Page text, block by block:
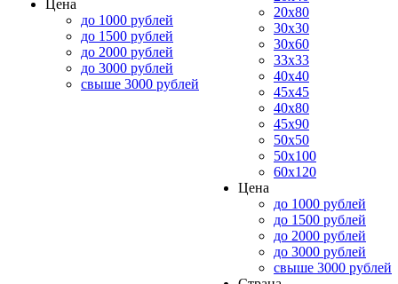
Цена
до 1000 рублей
до 1500 рублей
до 2000 рублей
до 3000 рублей
свыше 3000 рублей
20x80
30x30
30x60
33x33
40x40
45x45
40x80
45x90
50x50
50x100
60x120
Цена
до 1000 рублей
до 1500 рублей
до 2000 рублей
до 3000 рублей
свыше 3000 рублей